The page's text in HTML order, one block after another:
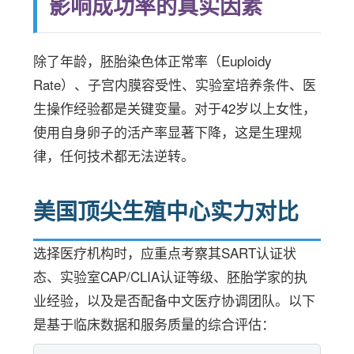
除了年龄，胚胎染色体正常率（Euploidy
Rate）、子宫内膜容受性、实验室培养条件、医
生操作经验都是关键变量。对于42岁以上女性，
使用自身卵子的活产率显著下降，这是生理规
律，任何技术都无法逆转。
美国顶尖生殖中心实力对比
选择医疗机构时，应重点考察其SART认证状
态、实验室CAP/CLIA认证等级、胚胎学家的执
业经验，以及是否配备中文医疗协调团队。以下
是基于临床数据和服务质量的综合评估：